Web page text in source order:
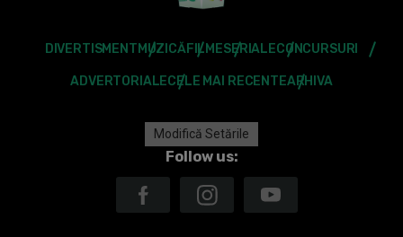
DIVERTISMENT MUZICĂFILMESERIALECONCURSURI
ADVERTORIALECELE MAI RECENTEARHIVA
Modifică Setările
Follow us: